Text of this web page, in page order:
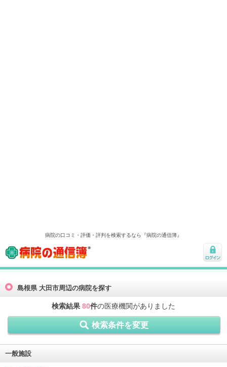
病院の口コミ・評価・評判を検索するなら『病院の通信簿』
病院の通信簿
ログ
島根県 大田市周辺の病院を探す
検索結果 80件の医療機関がありました
検索条件を変更
一般施設